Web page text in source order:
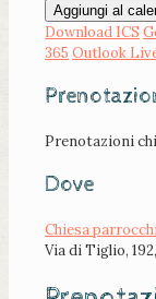
Aggiungi al
Download ICS
365 Outlook
Prenotazioni
Dove
Chiesa
Via di Tiglio,